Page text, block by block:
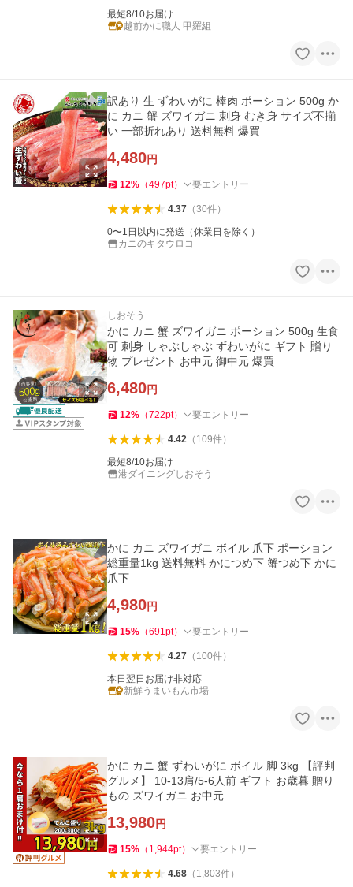
最短8/10お届け
越前かに職人 甲羅組
訳あり 生 ずわいがに 棒肉 ポーション 500g か
に カニ 蟹 ズワイガニ 刺身 むき身 サイズ不揃
い 一部折れあり 送料無料 爆買
4,480円
12% （497pt） 要エントリー
4.37（30件）
0〜1日以内に発送（休業日を除く）
カニのキタウロコ
しおそう
かに カニ 蟹 ズワイガニ ポーション 500g 生食
可 刺身 しゃぶしゃぶ ずわいがに ギフト 贈り
物 プレゼント お中元 御中元 爆買
6,480円
12% （722pt） 要エントリー
4.42（ 109件）
最短8/10お届け
港ダイニングしおそう
かに カニ ズワイガニ ボイル 爪下 ポーション
総重量1kg 送料無料 かにつめ下 蟹つめ下 かに
爪下
4,980円
15% （691pt） 要エントリー
4.27（ 100件）
本日翌日お届け非対応
新鮮うまいもん市場
かに カニ 蟹 ずわいがに ボイル 脚 3kg 【評判
グルメ】 10-13肩/5-6人前 ギフト お歳暮 贈り
もの ズワイガニ お中元
13,980円
15% （ 1,944pt） 要エントリー
4.68（ 1,803件）